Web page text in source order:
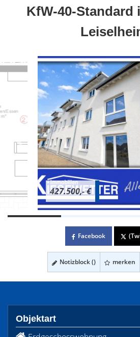
KfW-40-Standard
427.500,- €
Facebook
Notizblock () merken
Objektart